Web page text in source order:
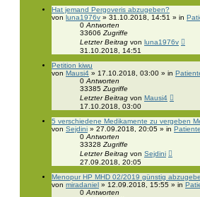
Hat jemand Pergoveris abzugeben?
von luna1976v » 31.10.2018, 14:51 » in
0Antworten
33606Zugriffe
Letzter Beitrag von luna1976v
31.10.2018, 14:51
Petition kiwu
von Mausi4 » 17.10.2018, 03:00 » in
0Antworten
33385Zugriffe
Letzter Beitrag von Mausi4
17.10.2018, 03:00
5 verschiedene Medikamente zu vergeben
von Sejdini » 27.09.2018, 20:05 » in
0Antworten
33328Zugriffe
Letzter Beitrag von Sejdini
27.09.2018, 20:05
Menopur HP MHD 02/2019 günstig
von miradaniel » 12.09.2018, 15:55 » in
0Antworten